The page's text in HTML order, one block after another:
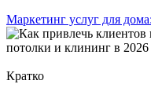
Маркетинг услуг для
Кратко